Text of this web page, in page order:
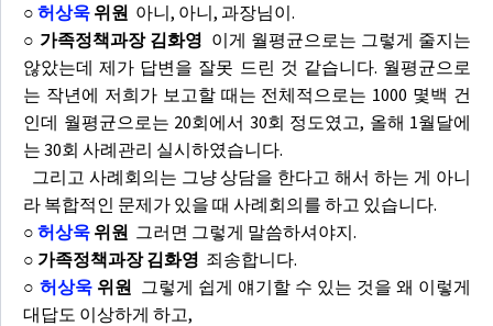
○ 허상욱 위원 아니, 아니, 과장님이.
○ 가족정책과장 김화영 이게 월평균으로는 그렇게 줄지는
않았는데 제가 답변을 잘못 드린 것 같습니다. 월평균으로
는 작년에 저희가 보고할 때는 전체적으로는 1000 몇백 건
인데 월평균으로는 20회에서 30회 정도였고, 올해 1월달에
는 30회 사례관리 실시하였습니다.
그리고 사례회의는 그냥 상담을 한다고 해서 하는 게 아니
라 복합적인 문제가 있을 때 사례회의를 하고 있습니다.
○ 허상욱 위원 그러면 그렇게 말씀하셔야지.
○ 가족정책과장 김화영 죄송합니다.
○ 허상욱 위원 그렇게 쉽게 얘기할 수 있는 것을 왜 이렇게
대답도 이상하게 하고,